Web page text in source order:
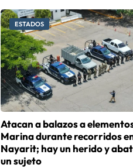
ESTADOS
Atacan a balazos a
Marina durante recorridos
Nayarit; hay un herido y
un sujeto